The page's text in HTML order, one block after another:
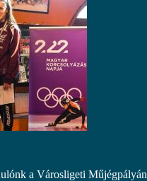
a Városligeti Műjégpályán